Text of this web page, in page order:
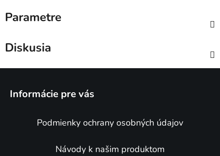
Parametre
Diskusia
Informácie pre vás
Podmienky ochrany osobných údajov
Návody k našim produktom